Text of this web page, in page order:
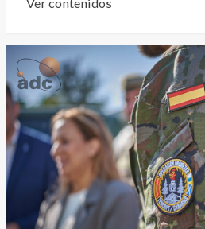
33%
de
los
conductores
canarios
admite
conducir
medicado